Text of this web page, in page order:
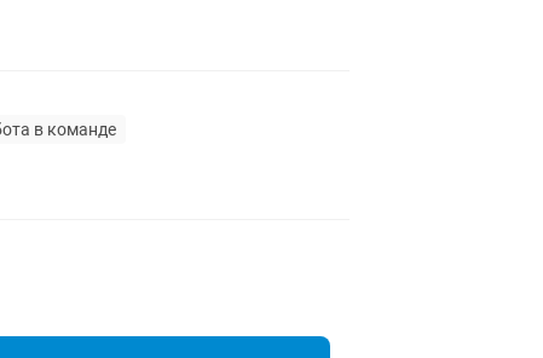
в команде